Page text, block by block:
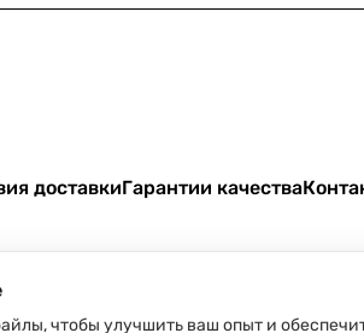
доставкиГарантии качества
чтобы улучшить ваш опыт и